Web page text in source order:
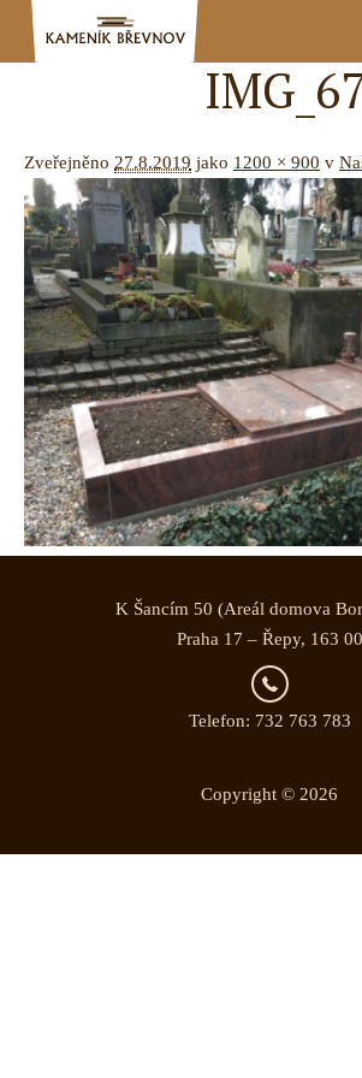
Zveřejněno 27.8.2019 jako 1200 × 900 v
K Šancím 50 (Areál domova
Praha 17 – Řepy, 163 00
Telefon: 732 763 783
Copyright © 2026